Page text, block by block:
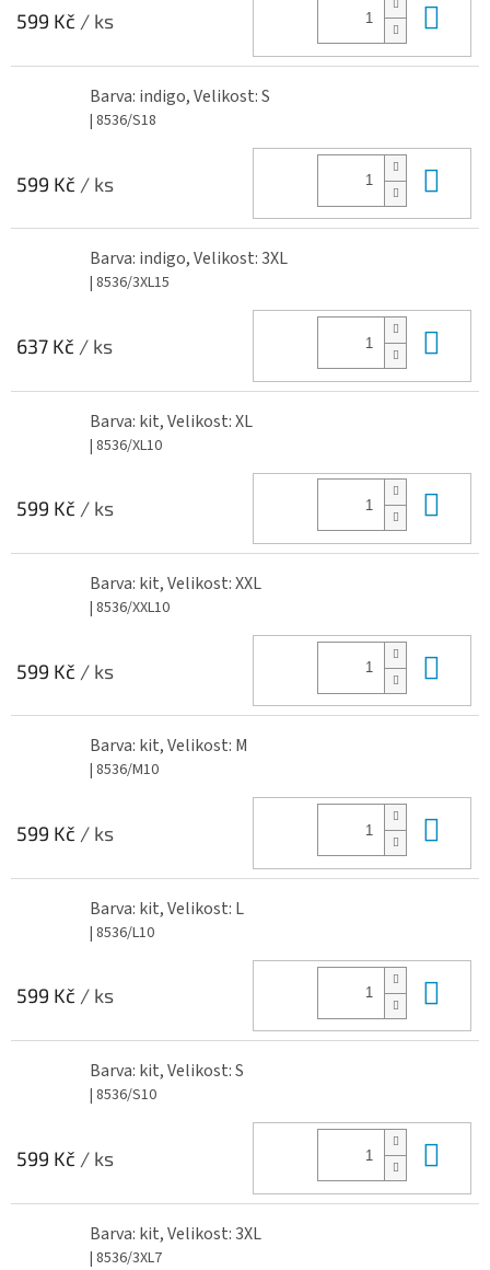
599 Kč / ks
Barva: indigo, Velikost: S
| 8536/S18
599 Kč / ks
Barva: indigo, Velikost: 3XL
| 8536/3XL15
637 Kč / ks
Barva: kit, Velikost: XL
| 8536/XL10
599 Kč / ks
Barva: kit, Velikost: XXL
| 8536/XXL10
599 Kč / ks
Barva: kit, Velikost: M
| 8536/M10
599 Kč / ks
Barva: kit, Velikost: L
| 8536/L10
599 Kč / ks
Barva: kit, Velikost: S
| 8536/S10
599 Kč / ks
Barva: kit, Velikost: 3XL
| 8536/3XL7